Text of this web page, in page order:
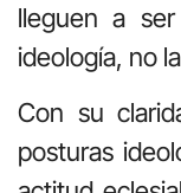
lleguen a
ideología, no
Con su
posturas